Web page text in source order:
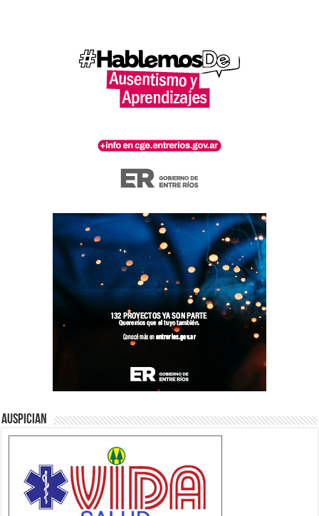
Auspician